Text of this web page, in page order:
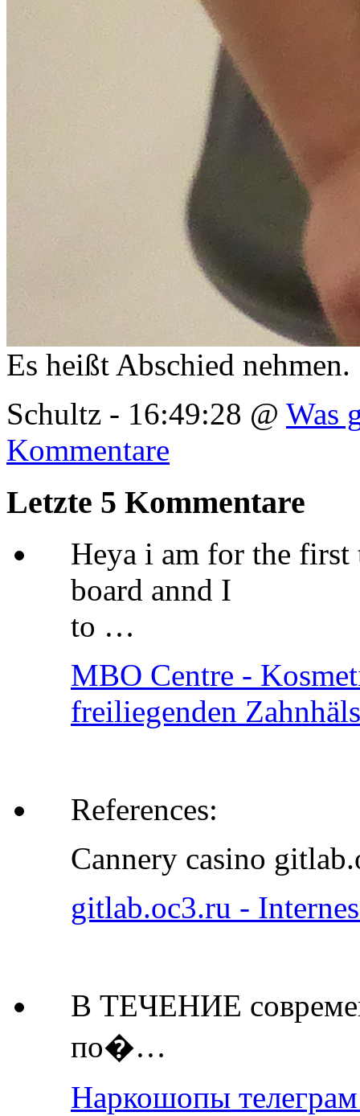
Es heißt Abschied nehmen.
Schultz - 16:49:28 @ Was
Kommentare
Letzte 5 Kommentare
Heya і am for the
board annd Ӏ
to …
MBO Centre -
freiliegenden
References:
Cannery casino
gitlab.oc3.ru -
В ТЕЧЕНИЕ
по�…
Наркошопы